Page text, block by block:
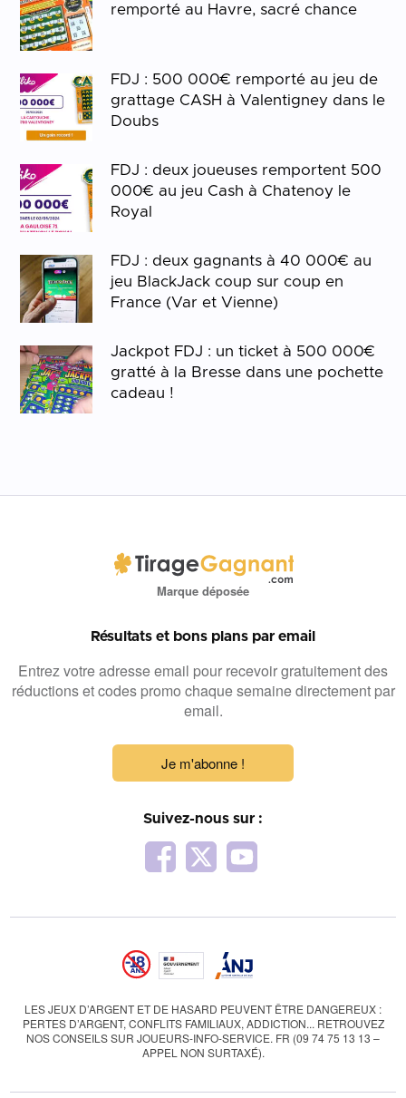
remporté au Havre, sacré chance
FDJ : 500 000€ remporté au jeu de
grattage CASH à Valentigney dans le
Doubs
FDJ : deux joueuses remportent 500
000€ au jeu Cash à Chatenoy le
Royal
FDJ : deux gagnants à 40 000€ au
jeu BlackJack coup sur coup en
France (Var et Vienne)
Jackpot FDJ : un ticket à 500 000€
gratté à la Bresse dans une pochette
cadeau !
Marque déposée
Résultats et bons plans par email
Entrez votre adresse email pour recevoir gratuitement des
réductions et codes promo chaque semaine directement par
email.
Je m'abonne !
Suivez-nous sur :
LES JEUX D’ARGENT ET DE HASARD PEUVENT ÊTRE DANGEREUX :
PERTES D’ARGENT, CONFLITS FAMILIAUX, ADDICTION... RETROUVEZ
NOS CONSEILS SUR JOUEURS-INFO-SERVICE. FR (09 74 75 13 13 –
APPEL NON SURTAXÉ).